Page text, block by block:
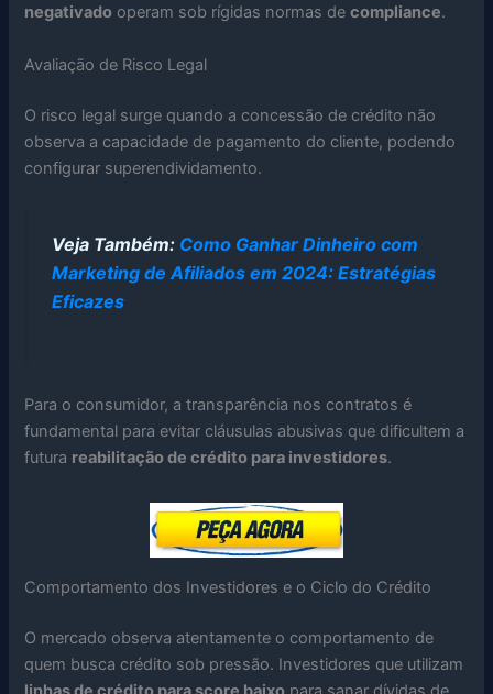
negativado operam sob rígidas normas decompliance.
Avaliação de Risco Legal
O risco legal surge quando a concessão de crédito não
observa a capacidade de pagamento do cliente, podendo
configurar superendividamento.
Veja Também: Como Ganhar Dinheiro com
Marketing de Afiliados em 2024: Estratégias
Eficazes
Para o consumidor, a transparência nos contratos é
fundamental para evitar cláusulas abusivas que dificultem a
futura reabilitação de crédito para investidores.
Comportamento dos Investidores e o Ciclo do Crédito
O mercado observa atentamente o comportamento de
quem busca crédito sob pressão. Investidores que utilizam